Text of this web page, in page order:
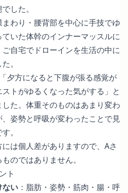
した。
わり・腰背部を中心に手技でゆ
いた体幹のインナーマッスルに
自宅でドローインを生活の中に
。
夕方になると下腹が張る感覚が
トがゆるくなった気がする」と
た。体重そのものはあまり変わ
姿勢と呼吸が変わったことで見
。
は個人差がありますので、Aさ
のではありません。
ト
ない ：脂肪・姿勢・筋肉・腸・呼